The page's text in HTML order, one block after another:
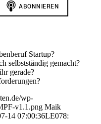
Startup?
selbstständig gemacht?
gerade?
wp-
v1.1.png Maik
14 07:00:36LE078: